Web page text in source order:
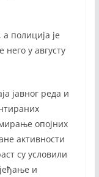
полиција је
у августу
јавног реда и
опојних
активности
су условили
и